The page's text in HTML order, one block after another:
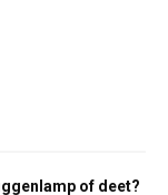
of deet?